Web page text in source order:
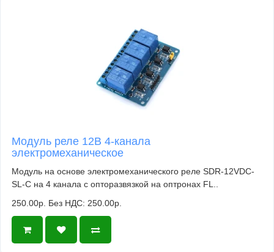
Модуль реле 12В 4-канала
электромеханическое
Модуль на основе электромеханического реле SDR-12VDC-
SL-C на 4 канала с опторазвязкой на оптронах FL..
250.00р. Без НДС: 250.00р.